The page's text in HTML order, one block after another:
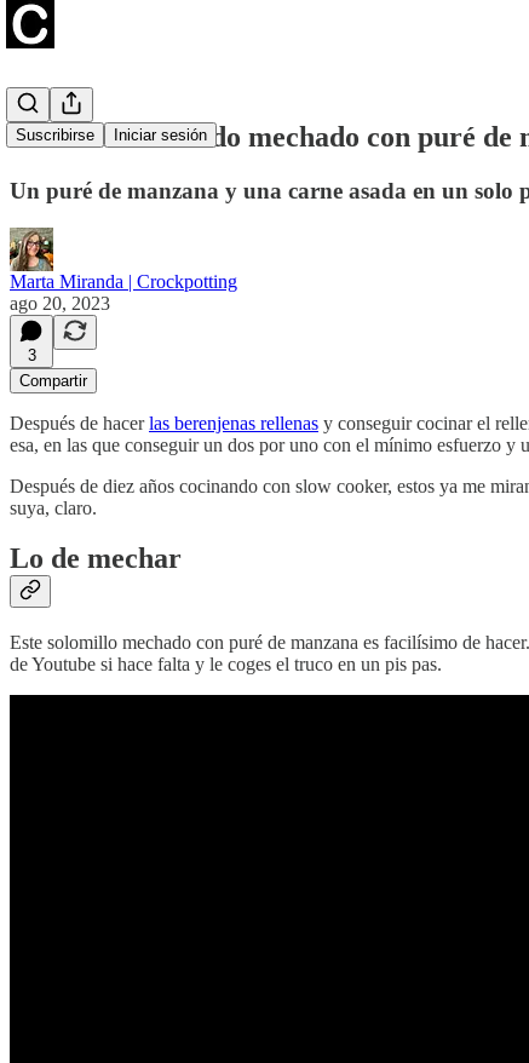
Suscribirse Iniciar sesión
Solomillo de cerdo mechado con puré de
Un puré de manzana y una carne asada en un
Marta Miranda | Crockpotting
ago 20, 2023
3
Compartir
Después de hacerlas berenjenas rellenas y conseguir cocinar el
esa, en las que conseguir un dos por uno con el mínimo esfuerzo y
Después de diez años cocinando con slow cooker, estos ya me
suya, claro.
Lo de mechar
Este solomillo mechado con puré de manzana es facilísimo de
de Youtube si hace falta y le coges el truco en un pis pas.